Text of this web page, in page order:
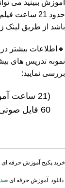
آموزش ببینید می
باشد از طریق لینک
🔸اطلاعات بیشتر
نمونه تدریس های
بررسی نمایید:
60 فایل صوتی و تبلچر + پشتیبانی!)
خرید پکیج آموزش حرفه ای
دانلود آموزش حرفه ای